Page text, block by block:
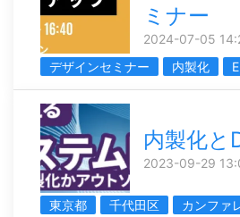
ミナー
2024-07-05
デザインセミナー
内製化
内製化と
2023-09-29
東京都 千代田区 カンファ